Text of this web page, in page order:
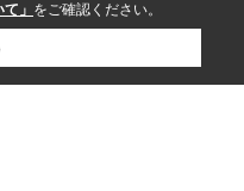
」 をご確認ください。